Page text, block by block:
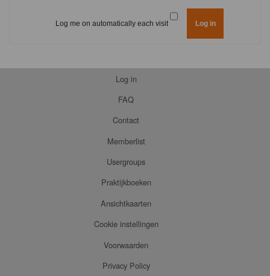
Log me on automatically each visit
Log in
FAQ
Contact
Memberlist
Usergroups
Praktijkboeken
Ansichtkaarten
Cookie instellingen
Voorwaarden
Privacy Policy